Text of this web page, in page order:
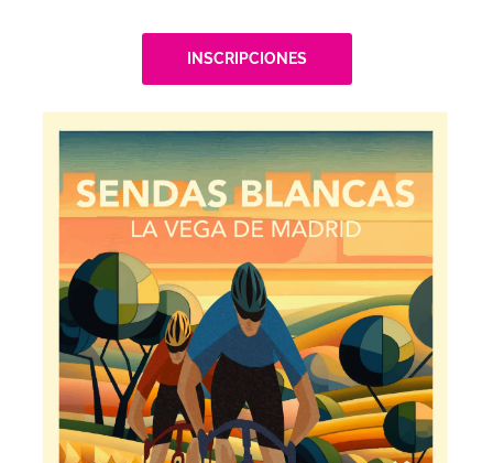
INSCRIPCIONES